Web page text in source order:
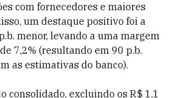
com fornecedores e maiores
um destaque positivo foi a
menor, levando a uma margem
7,2% (resultando em 90 p.b.
as estimativas do banco).
consolidado, excluindo os R$ 1,1